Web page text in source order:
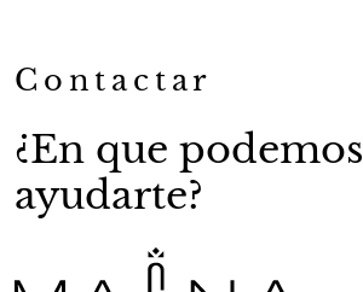
Contactar
¿En que podemos
ayudarte?